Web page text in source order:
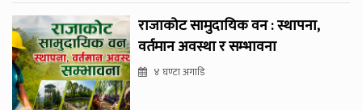
राजाकोट सामुदायिक वन : स्थापना,
वर्तमान अवस्था र सम्भावना
४ घण्टा अगाडि